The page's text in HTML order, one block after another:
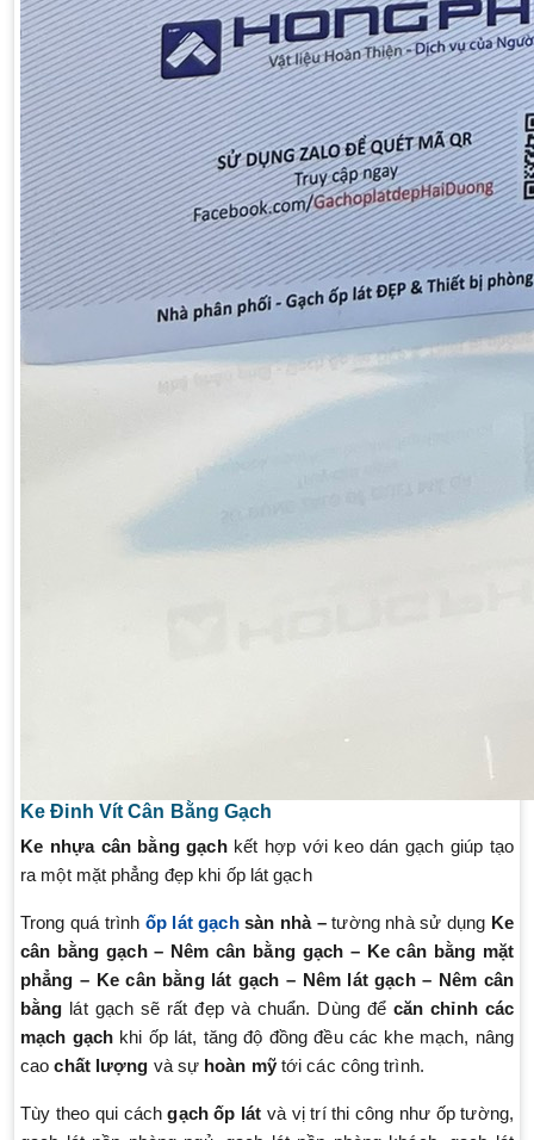
Ke Đinh Vít Cân Bằng Gạch
Ke nhựa cân bằng gạchkết hợp với keo dán gạch giúp tạo
ra một mặt phẳng đẹp khi ốp lát gạch
Trong quá trình ốp lát gạchsàn nhà –tường nhà sử dụng Ke
cân bằng gạch – Nêm cân bằng gạch – Ke cân bằng mặt
phẳng – Ke cân bằng lát gạch – Nêm lát gạch – Nêm cân
bằng lát gạch sẽ rất đẹp và chuẩn. Dùng để căn chỉnh các
mạch gạch khi ốp lát, tăng độ đồng đều các khe mạch, nâng
caochất lượng và sự hoàn mỹtới các công trình.
Tùy theo qui cáchgạch ốp lát và vị trí thi công như ốp tường,